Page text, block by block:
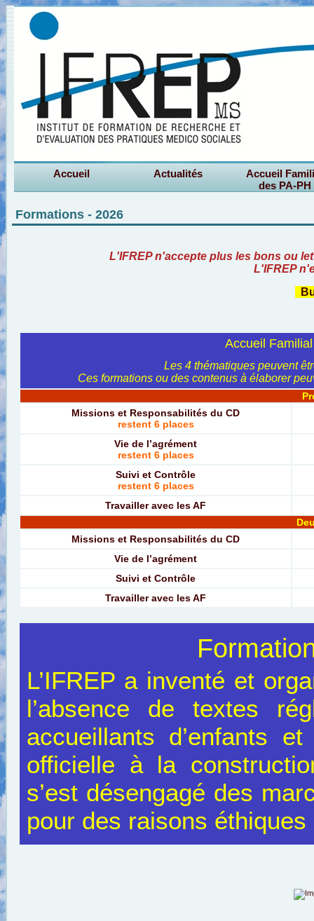
Accueil Actualités
Accueil
des PA-PH
Formations - 2026
L'IFREP n'accepte plus les bons ou
L'IFREP
Accueil
Les 4 thématiques peuvent
Ces formations ou des contenus à élaborer
Missions et Responsabilités du CD
restent 6 places
Vie de l’agrément
restent 6 places
Suivi et Contrôle
restent 6 places
Travailler avec les AF
Missions et Responsabilités du CD
Vie de l’agrément
Suivi et Contrôle
Travailler avec les AF
L’IFREP a inventé et
l’absence de textes
accueillants d’enfants
officielle à la
s’est désengagé des
pour des raisons